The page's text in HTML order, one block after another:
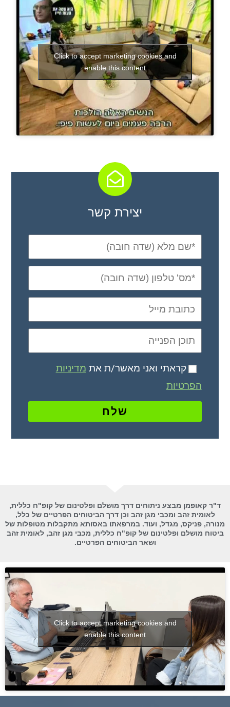
Click to accept marketing cookies and
enable this content
יצירת קשר
קראתי ואני מאשר/ת את מדיניות
הפרטיות
שלח
ד"ר קאופמן מבצע ניתוחים דרך מושלם ופלטינום של קופ"ח כללית,
לאומית זהב ומכבי מגן זהב וכן דרך הביטוחים הפרטיים של כלל,
מנורה, פניקס, מגדל, ועוד. במרפאתו באסותא מתקבלות מטופלות של
ביטוח מושלם ופלטינום של קופ"ח כללית, מכבי מגן זהב, לאומית זהב
ושאר הביטוחים הפרטיים.
Click to accept marketing cookies and
enable this content